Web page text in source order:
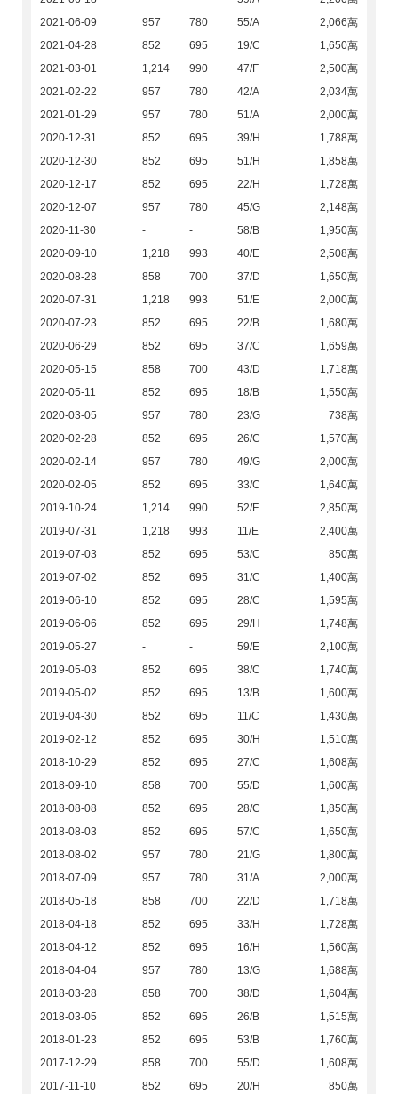
2021-06-09
957 780 55/A
2,066萬
2021-04-28
852 695 19/C
1,650萬
2021-03-01
1,214 990 47/F
2,500萬
2021-02-22
957 780 42/A
2,034萬
2021-01-29
957 780 51/A
2,000萬
2020-12-31
852 695 39/H
1,788萬
2020-12-30
852 695 51/H
1,858萬
2020-12-17
852 695 22/H
1,728萬
2020-12-07
957 780 45/G
2,148萬
2020-11-30
- - 58/B
1,950萬
2020-09-10
1,218 993 40/E
2,508萬
2020-08-28
858 700 37/D
1,650萬
2020-07-31
1,218 993 51/E
2,000萬
2020-07-23
852 695 22/B
1,680萬
2020-06-29
852 695 37/C
1,659萬
2020-05-15
858 700 43/D
1,718萬
2020-05-11
852 695 18/B
1,550萬
2020-03-05
957 780 23/G
738萬
2020-02-28
852 695 26/C
1,570萬
2020-02-14
957 780 49/G
2,000萬
2020-02-05
852 695 33/C
1,640萬
2019-10-24
1,214 990 52/F
2,850萬
2019-07-31
1,218 993 11/E
2,400萬
2019-07-03
852 695 53/C
850萬
2019-07-02
852 695 31/C
1,400萬
2019-06-10
852 695 28/C
1,595萬
2019-06-06
852 695 29/H
1,748萬
2019-05-27
- - 59/E
2,100萬
2019-05-03
852 695 38/C
1,740萬
2019-05-02
852 695 13/B
1,600萬
2019-04-30
852 695 11/C
1,430萬
2019-02-12
852 695 30/H
1,510萬
2018-10-29
852 695 27/C
1,608萬
2018-09-10
858 700 55/D
1,600萬
2018-08-08
852 695 28/C
1,850萬
2018-08-03
852 695 57/C
1,650萬
2018-08-02
957 780 21/G
1,800萬
2018-07-09
957 780 31/A
2,000萬
2018-05-18
858 700 22/D
1,718萬
2018-04-18
852 695 33/H
1,728萬
2018-04-12
852 695 16/H
1,560萬
2018-04-04
957 780 13/G
1,688萬
2018-03-28
858 700 38/D
1,604萬
2018-03-05
852 695 26/B
1,515萬
2018-01-23
852 695 53/B
1,760萬
2017-12-29
858 700 55/D
1,608萬
2017-11-10
852 695 20/H
850萬